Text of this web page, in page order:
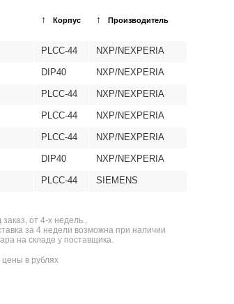
↑ Корпус ↑ Производитель
PLCC-44 NXP/NEXPERIA
DIP40 NXP/NEXPERIA
PLCC-44 NXP/NEXPERIA
PLCC-44 NXP/NEXPERIA
PLCC-44 NXP/NEXPERIA
DIP40 NXP/NEXPERIA
PLCC-44 SIEMENS
заказ, от 4-х недель.,
за 4 недели возможна при наличии
на складе у поставщика.
цены в рублях